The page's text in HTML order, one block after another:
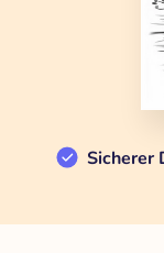
Sicherer